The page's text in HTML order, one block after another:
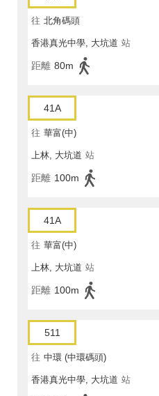
往 北角碼頭
香港真光中學, 大坑道 站
距離 80m
41A
往 華富(中)
上林, 大坑道 站
距離 100m
41A
往 華富(中)
上林, 大坑道 站
距離 100m
511
往 中環 (中環碼頭)
香港真光中學, 大坑道 站